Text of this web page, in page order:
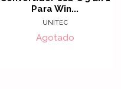
Para Win...
UNITEC
Agotado